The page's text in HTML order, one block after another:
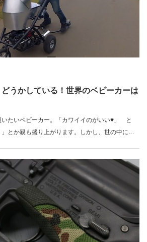
どうかしている！世界のベビーカーは
たいベビーカー。「カワイイのがいい♥」 と
とか親も盛り上がります。しかし、世の中には